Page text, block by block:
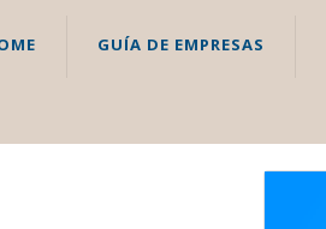
GUÍA DE EMPRESAS